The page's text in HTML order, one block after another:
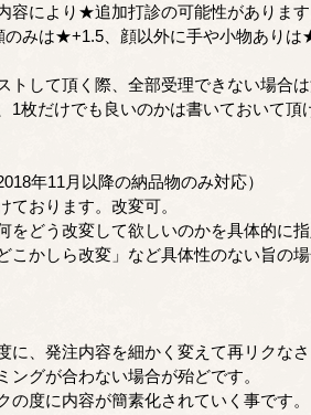
容により★追加打診の可能性がありま
のみは★+1.5、顔以外に手や小物あり
トして頂く際、全部受理できない場合
1枚だけでも良いのかは書いておいて頂
年11月以降の納品物のみ対応）
ております。改変可。
をどう改変して欲しいのかを具体的に
こかしら改変」など具体性のない旨の
に、発注内容を細かく変えて再リクな
ングが合わない場合が殆どです。
の度に内容が簡素化されていく事です